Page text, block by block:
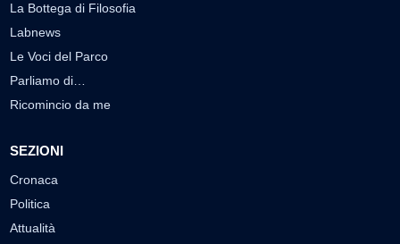
La Bottega di Filosofia
Labnews
Le Voci del Parco
Parliamo di…
Ricomincio da me
SEZIONI
Cronaca
Politica
Attualità